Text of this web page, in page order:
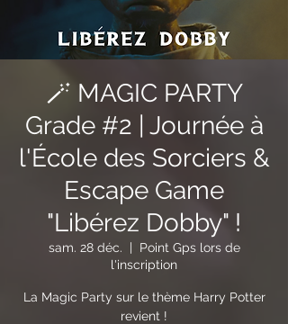
🪄 MAGIC PARTY
Grade #2 | Journée à
l'École des Sorciers &
Escape Game
"Libérez Dobby" !
sam. 28 déc.
  |
Point Gps lors de
l'inscription
La Magic Party sur le thème Harry Potter
revient !